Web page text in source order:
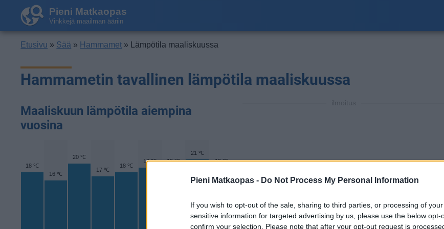
Pieni Matkaopas - Do Not Process My Personal Information
If you wish to opt-out of the sale, sharing to third parties, or processing of
sensitive information for targeted advertising by us, please use the below opt-
confirm your selection. Please note that after your opt-out request is
Pieni Matkaopas
Vinkkejä maailman ääriin
Etusivu » Sää » Hammamet » Lämpötila maaliskuussa
Hammametin tavallinen lämpötila maaliskuussa
Maaliskuun lämpötila aiempina
vuosina
18 ℃
16 ℃
20 ℃
17 ℃
18 ℃
19 ℃ 19 ℃
21 ℃
19 ℃